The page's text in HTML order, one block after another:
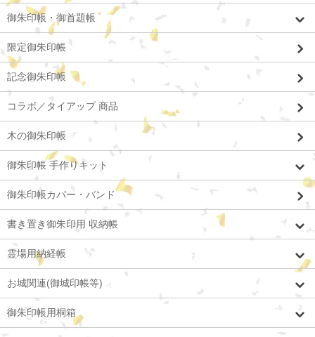
御朱印帳・御首題帳
限定御朱印帳
記念御朱印帳
コラボ／タイアップ 商品
木の御朱印帳
御朱印帳 手作りキット
御朱印帳カバー・バンド
書き置き御朱印用 収納帳
霊場用納経帳
お城関連(御城印帳等)
御朱印帳用桐箱